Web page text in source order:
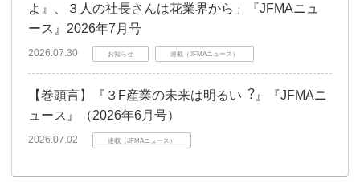
よ』、３人の社長さんは花業界から」『JFMAニュ
ース』2026年7月号
2026.07.30 お知らせ 連載（JFMAニュース）
【巻頭言】『３F産業の未来は明るい︖』『JFMAニ
ュース』（2026年6月号）
2026.07.02 連載（JFMAニュース）